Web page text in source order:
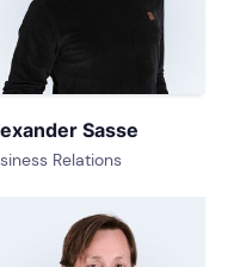
Sasse
Relations